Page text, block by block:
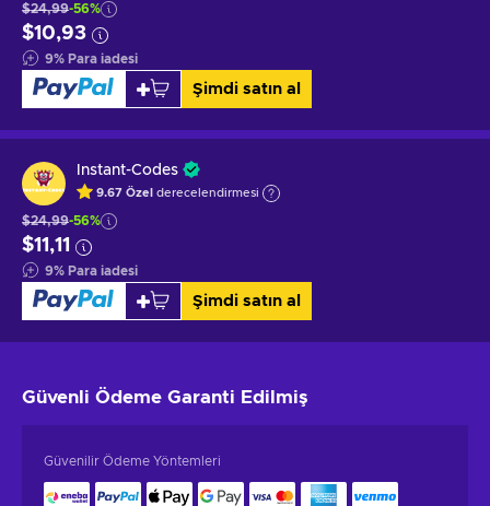
$24,99-56%
$10,93
9% Para iadesi
Şimdi satın al
Instant-Codes
9.67 Özel derecelendirmesi
$24,99-56%
$11,11
9% Para iadesi
Şimdi satın al
Güvenli Ödeme Garanti Edilmiş
Güvenilir Ödeme Yöntemleri